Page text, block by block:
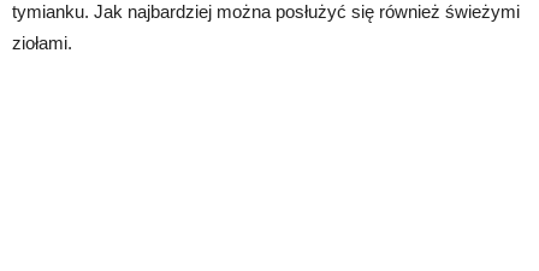
tymianku. Jak najbardziej można posłużyć się również świeżymi
ziołami.